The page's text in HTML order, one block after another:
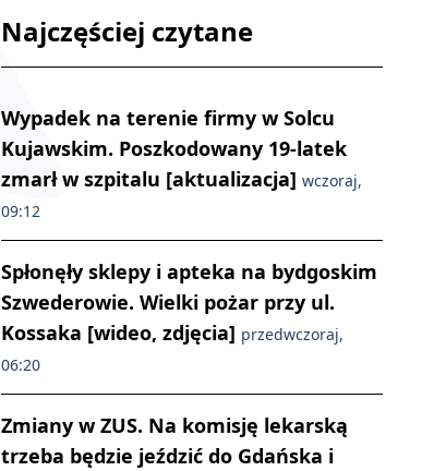
Najczęściej czytane
Wypadek na terenie firmy w Solcu
Kujawskim. Poszkodowany 19-latek
zmarł w szpitalu [aktualizacja] wczoraj,
09:12
Spłonęły sklepy i apteka na bydgoskim
Szwederowie. Wielki pożar przy ul.
Kossaka [wideo, zdjęcia] przedwczoraj,
06:20
Zmiany w ZUS. Na komisję lekarską
trzeba będzie jeździć do Gdańska i